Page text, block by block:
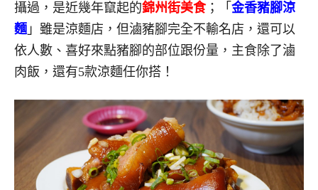
攝過，是近幾年竄起的錦州街美食；「 金香豬腳涼
麵」雖是涼麵店，但滷豬腳完全不輸名店，還可以
依人數、喜好來點豬腳的部位跟份量，主食除了滷
肉飯，還有5款涼麵任你搭！